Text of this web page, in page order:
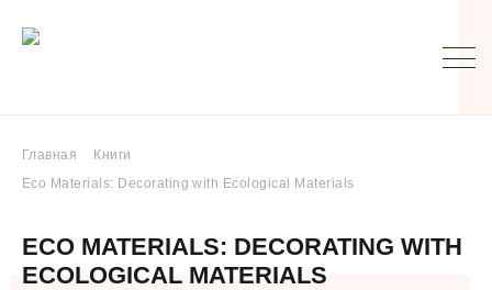
Главная
Книги
Eco Materials: Decorating with Ecological Materials
ECO MATERIALS: DECORATING WITH
ECOLOGICAL MATERIALS